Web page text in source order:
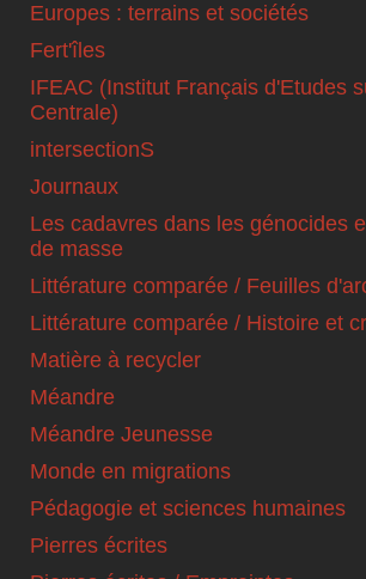
Europes : terrains et sociétés
Fert'îles
IFEAC (Institut Français d'Etudes
Centrale)
intersectionS
Journaux
Les cadavres dans les génocides
de masse
Littérature comparée / Feuilles
Littérature comparée / Histoire et
Matière à recycler
Méandre
Méandre Jeunesse
Monde en migrations
Pédagogie et sciences humaines
Pierres écrites